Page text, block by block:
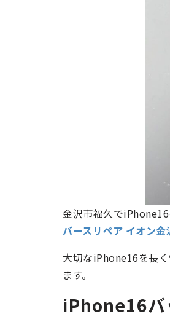
金沢市福久でiPhone16
バースリペア イオン金
大切なiPhone16を長
ます。
iPhone16バ